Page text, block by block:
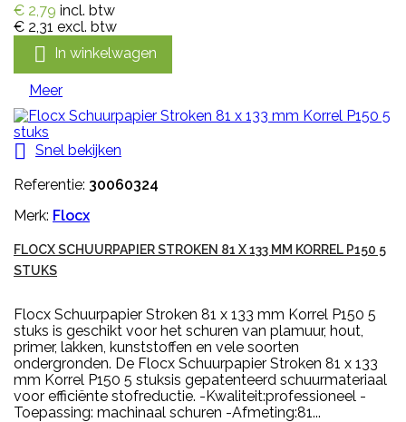
€ 2,79 incl. btw
€ 2,31 excl. btw
 In winkelwagen
Meer
 Snel bekijken
Referentie: 30060324
Merk: Flocx
FLOCX SCHUURPAPIER STROKEN 81 X 133 MM KORREL P150 5
STUKS
Flocx Schuurpapier Stroken 81 x 133 mm Korrel P150 5
stuks is geschikt voor het schuren van plamuur, hout,
primer, lakken, kunststoffen en vele soorten
ondergronden. De Flocx Schuurpapier Stroken 81 x 133
mm Korrel P150 5 stuksis gepatenteerd schuurmateriaal
voor efficiënte stofreductie. -Kwaliteit:professioneel -
Toepassing: machinaal schuren -Afmeting:81...